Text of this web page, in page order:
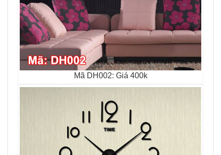
Mã DH002: Giá 400k